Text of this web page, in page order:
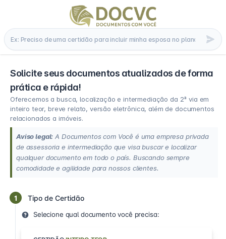
Solicite seus documentos atualizados de forma
prática e rápida!
Oferecemos a busca, localização e intermediação da 2ª via em
inteiro teor, breve relato, versão eletrônica, além de documentos
relacionados a imóveis.
Aviso legal: A Documentos com Você é uma empresa privada
de assessoria e intermediação que visa buscar e localizar
qualquer documento em todo o país. Buscando sempre
comodidade e agilidade para nossos clientes.
1 Tipo de Certidão
Selecione qual documento você precisa: